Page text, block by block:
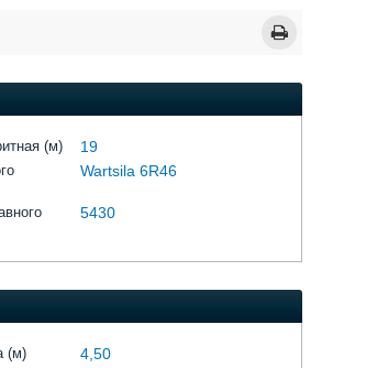
(м) 19
Wartsila 6R46
5430
(м) 4,50